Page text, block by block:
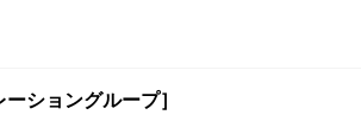
ショングループ］